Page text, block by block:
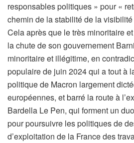
responsables politiques » pour «
chemin de la stabilité de la
Cela après que le très minoritaire
la chute de son gouvernement
minoritaire et illégitime, en
populaire de juin 2024 qui a tout à
politique de Macron largement
européennes, et barré la route à
Bardella Le Pen, qui forment un
pour poursuivre les politiques de
d’exploitation de la France des